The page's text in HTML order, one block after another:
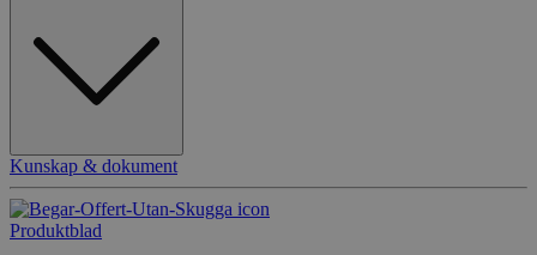
Kunskap & dokument
Produktblad